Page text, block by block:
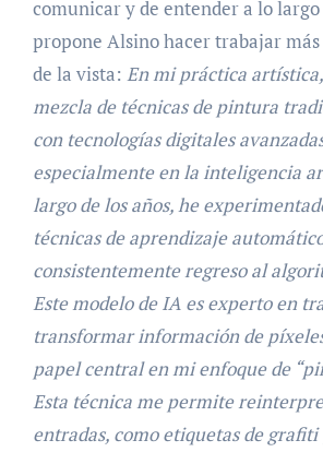
comunicar y de entender a lo
propone Alsino hacer trabajar
de la vista: En mi práctica
mezcla de técnicas de pintura
con tecnologías digitales
especialmente en la inteligencia
largo de los años, he
técnicas de aprendizaje
consistentemente regreso al
Este modelo de IA es experto en
transformar información de
papel central en mi enfoque de
Esta técnica me permite
entradas, como etiquetas de